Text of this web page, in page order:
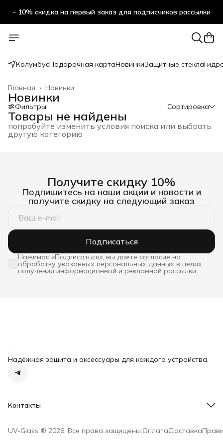
- 10% скидка на первый заказ для подписчиков рассылки
КолумбусПодарочная картаНовинкиЗащитные стекла
Новинки
Главная ›
Новинки
Фильтры Сортировка
Товары не найдены
попробуйте изменить условия поиска или выбрать
другую категорию
Получите скидку 10%
Подпишитесь на наши акции и новости и
получите скидку на следующий заказ
Подписаться
Нажимая «Подписаться», вы даете согласие на
обработку указанных персональных данных в целях
получения информационной и рекламной рассылки
Надёжная защита и аксессуары для каждого устройства.
Контакты
Телефон
UV-Glass ® 2026. Все права защищены.ОплатаДоставка